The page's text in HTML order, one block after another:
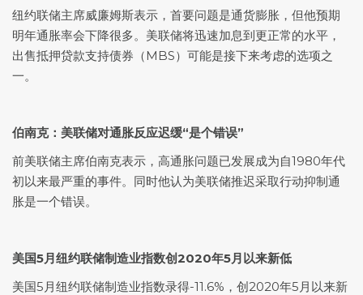
纽约联储主席威廉姆斯表示，首要问题是通货膨胀，但他预期
明年通胀率会下降很多。美联储将迅速加息到更正常的水平，
出售抵押贷款支持债券（MBS）可能是接下来考虑的选项之
一。
伯南克：美联储对通胀反应迟缓“是个错误”
前美联储主席伯南克表示，高通胀问题已发展成为自1980年代
初以来最严重的事件。同时他认为美联储推迟采取行动抑制通
胀是一个错误。
美国5月纽约联储制造业指数创2020年5月以来新低
美国5月纽约联储制造业指数录得-11.6%，创2020年5月以来新